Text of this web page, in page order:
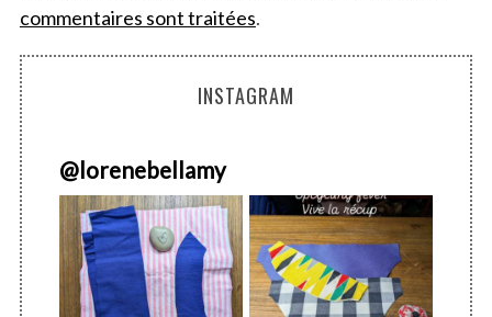
commentaires sont traitées.
INSTAGRAM
@lorenebellamy